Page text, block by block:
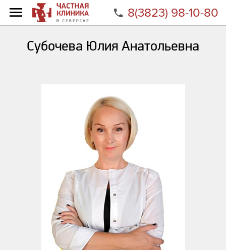
8(3823) 98-10-80
Субочева Юлия Анатольевна
Субочева Юлия Анатольевна